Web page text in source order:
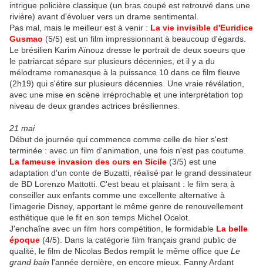
intrigue policière classique (un bras coupé est retrouvé dans une
rivière) avant d'évoluer vers un drame sentimental.
Pas mal, mais le meilleur est à venir : La vie invisible d'Euridice
Gusmao (5/5) est un film impressionnant à beaucoup d'égards.
Le brésilien Karim Aïnouz dresse le portrait de deux soeurs que
le patriarcat sépare sur plusieurs décennies, et il y a du
mélodrame romanesque à la puissance 10 dans ce film fleuve
(2h19) qui s'étire sur plusieurs décennies. Une vraie révélation,
avec une mise en scène irréprochable et une interprétation top
niveau de deux grandes actrices brésiliennes.
21 mai
Début de journée qui commence comme celle de hier s'est
terminée : avec un film d'animation, une fois n'est pas coutume.
La fameuse invasion des ours en Sicile (3/5) est une
adaptation d'un conte de Buzatti, réalisé par le grand dessinateur
de BD Lorenzo Mattotti. C'est beau et plaisant : le film sera à
conseiller aux enfants comme une excellente alternative à
l'imagerie Disney, apportant le même genre de renouvellement
esthétique que le fit en son temps Michel Ocelot.
J'enchaîne avec un film hors compétition, le formidable La belle
époque (4/5). Dans la catégorie film français grand public de
qualité, le film de Nicolas Bedos remplit le même office que Le
grand bain l'année dernière, en encore mieux. Fanny Ardant